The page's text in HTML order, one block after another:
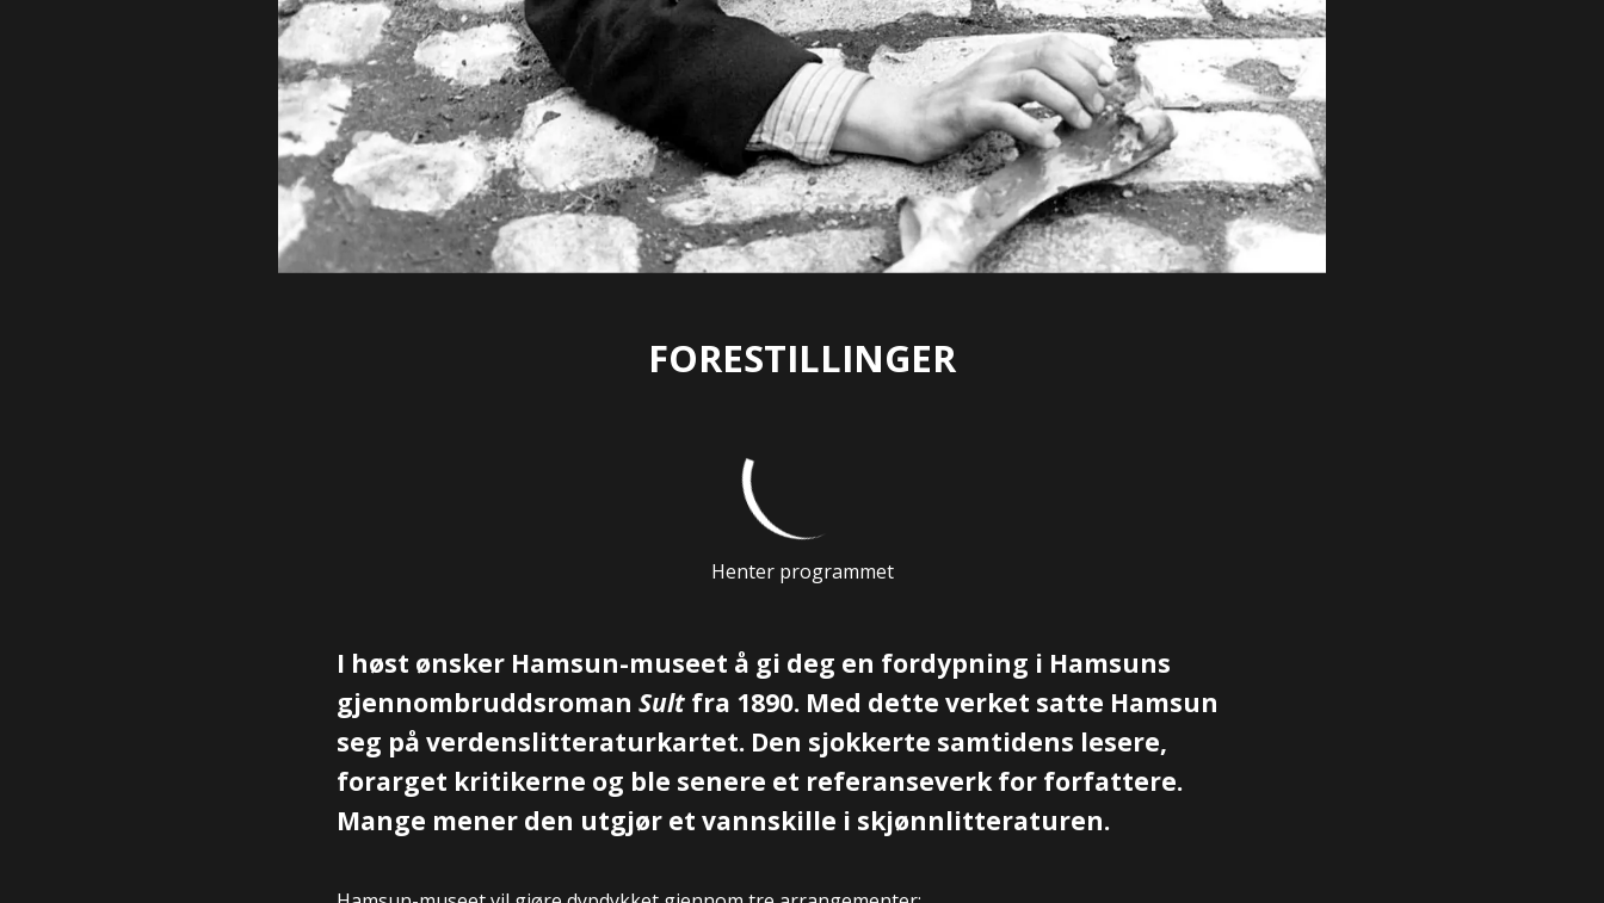
FORESTILLINGER
Henter programmet
I høst ønsker Hamsun-museet å gi deg en fordypning i Hamsuns
gjennombruddsroman Sult fra 1890. Med dette verket satte Hamsun
seg på verdenslitteraturkartet. Den sjokkerte samtidens lesere,
forarget kritikerne og ble senere et referanseverk for forfattere.
Mange mener den utgjør et vannskille i skjønnlitteraturen.